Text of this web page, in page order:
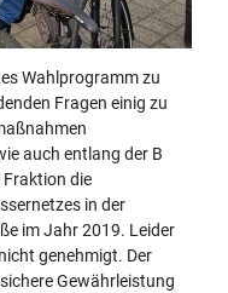
Wahlprogramm zu
Fragen einig zu
auch entlang der B
die
in der
im Jahr 2019. Leider
genehmigt. Der
Gewährleistung